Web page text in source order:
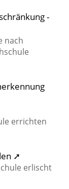
-
nach
errichten
➚
erlischt